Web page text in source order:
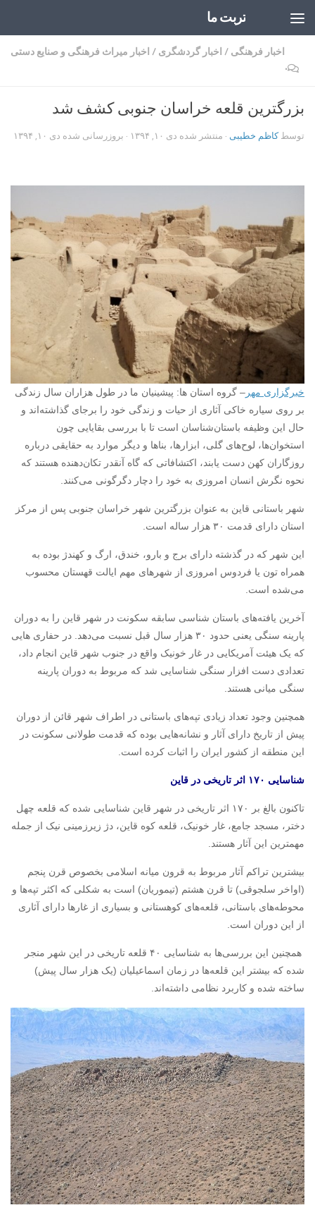
تربت ما
اخبار فرهنگی / اخبار گردشگری / اخبار میراث فرهنگی و صنایع دستی
۰
بزرگترین قلعه خراسان جنوبی کشف شد
توسطکاظم خطیبی · منتشر شده دی ۱۰, ۱۳۹۴ · بروزرسانی شده دی ۱۰, ۱۳۹۴
خبرگزاری مهر – گروه استان ها: پیشینیان ما در طول هزاران سال زندگی
بر روی سیاره خاکی آثاری از حیات و زندگی خود را برجای گذاشته‌اند و
حال این وظیفه باستان‌شناسان است تا با بررسی بقایایی چون
استخوان‌ها‌، لوح‌های گلی‌، ابزارها، بناها و دیگر موارد به حقایقی درباره
روزگاران کهن دست یابند،‌ اکتشافاتی که گاه آنقدر تکان‌دهنده هستند که
نحوه نگرش انسان امروزی به خود را دچار دگرگونی می‌کنند.
شهر باستانی قاین به عنوان بزرگترین شهر خراسان جنوبی پس از مرکز
استان دارای قدمت ۳۰ هزار ساله است.
این شهر که در گذشته دارای برج و بارو، خندق، ارگ و کهندژ بوده به
همراه تون یا فردوس امروزی از شهرهای مهم ایالت قهستان محسوب
می‌شده است.
آخرین یافته‌های باستان شناسی سابقه سکونت در شهر قاین را به دوران
پارینه سنگی یعنی حدود ۳۰ هزار سال قبل نسبت می‌دهد. در حفاری هایی
که یک هیئت آمریکایی در غار خونیک واقع در جنوب شهر قاین انجام داد،
تعدادی دست افزار سنگی شناسایی شد که مربوط به دوران پارینه
سنگی میانی هستند.
همچنین وجود تعداد زیادی تپه‌های باستانی در اطراف شهر قائن از دوران
پیش از تاریخ دارای آثار و نشانه‌هایی بوده که قدمت طولانی سکونت در
این منطقه از کشور ایران را اثبات کرده ‌است.
شناسایی ۱۷۰ اثر تاریخی در قاین
تاکنون بالغ بر ۱۷۰ اثر تاریخی در شهر قاین شناسایی شده که قلعه چهل
دختر، مسجد جامع، غار خونیک، قلعه کوه قاین، دژ زیرزمینی نیک از جمله
مهمترین این آثار هستند.
بیشترین تراکم آثار مربوط به قرون میانه اسلامی بخصوص قرن پنجم
(اواخر سلجوقی) تا قرن هشتم (تیموریان) است به شکلی که اکثر تپه‌ها و
محوطه‌های باستانی، قلعه‌های کوهستانی و بسیاری از غارها دارای آثاری
از این دوران است.
همچنین این بررسی‌ها به شناسایی ۴۰ قلعه تاریخی در این شهر منجر
شده که بیشتر این قلعه‌ها در زمان اسماعیلیان (یک هزار سال پیش)
ساخته شده و کاربرد نظامی داشته‌اند.